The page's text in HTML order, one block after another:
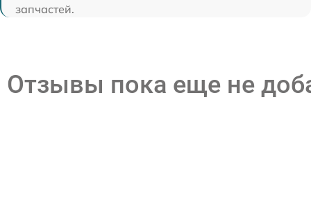
запчастей.
Отзывы пока еще не